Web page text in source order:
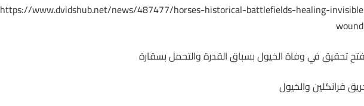
https://www.dvidshub.net/news/487477/horses-historical-battlefields-healing-
فتح تحقيق في وفاة الخيول بسباق القدرة والتحمل بسقارة
فرانكلين والخيول